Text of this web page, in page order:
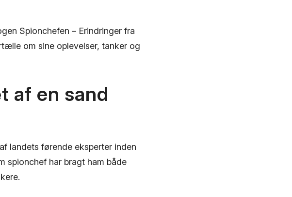
Spionchefen – Erindringer fra
om sine oplevelser, tanker og
af en sand
landets førende eksperter inden
spionchef har bragt ham både